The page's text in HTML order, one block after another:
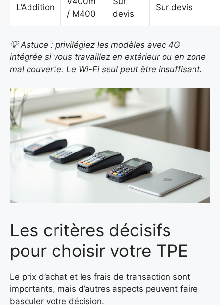
L’Addition
/ M400
devis
Sur devis
💡 Astuce : privilégiez les modèles avec 4G
intégrée si vous travaillez en extérieur ou en zone
mal couverte. Le Wi-Fi seul peut être insuffisant.
Les critères décisifs
pour choisir votre TPE
Le prix d’achat et les frais de transaction sont
importants, mais d’autres aspects peuvent faire
basculer votre décision.